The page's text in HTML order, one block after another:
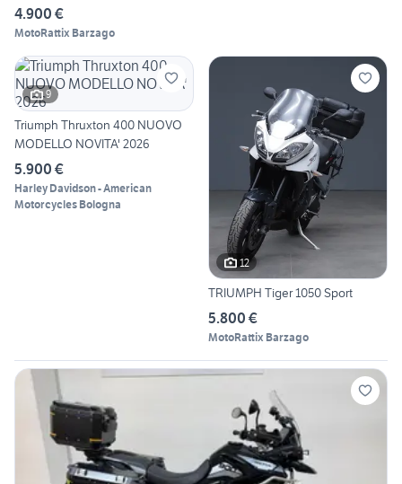
4.900 €
MotoRattix Barzago
9
Triumph Thruxton 400 NUOVO
MODELLO NOVITA' 2026
5.900 €
Harley Davidson - American
Motorcycles Bologna
12
TRIUMPH Tiger 1050 Sport
5.800 €
MotoRattix Barzago